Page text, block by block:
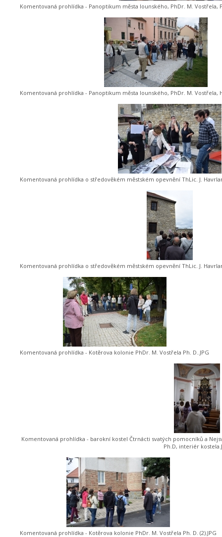
Komentovaná prohlídka - Panoptikum města lounského, PhDr. M. Vostřela,
Komentovaná prohlídka - Panoptikum města lounského, PhDr. M. Vostřela,
Komentovaná prohlídka o středověkém městském opevnění ThLic. J.
Komentovaná prohlídka o středověkém městském opevnění ThLic. J.
Komentovaná prohlídka - Kotěrova kolonie PhDr. M. Vostřela Ph. D..JPG
Komentovaná prohlídka - barokní kostel Čtrnácti svatých pomocníků a
Ph.D, interiér
Komentovaná prohlídka - Kotěrova kolonie PhDr. M. Vostřela Ph. D. (2).JPG